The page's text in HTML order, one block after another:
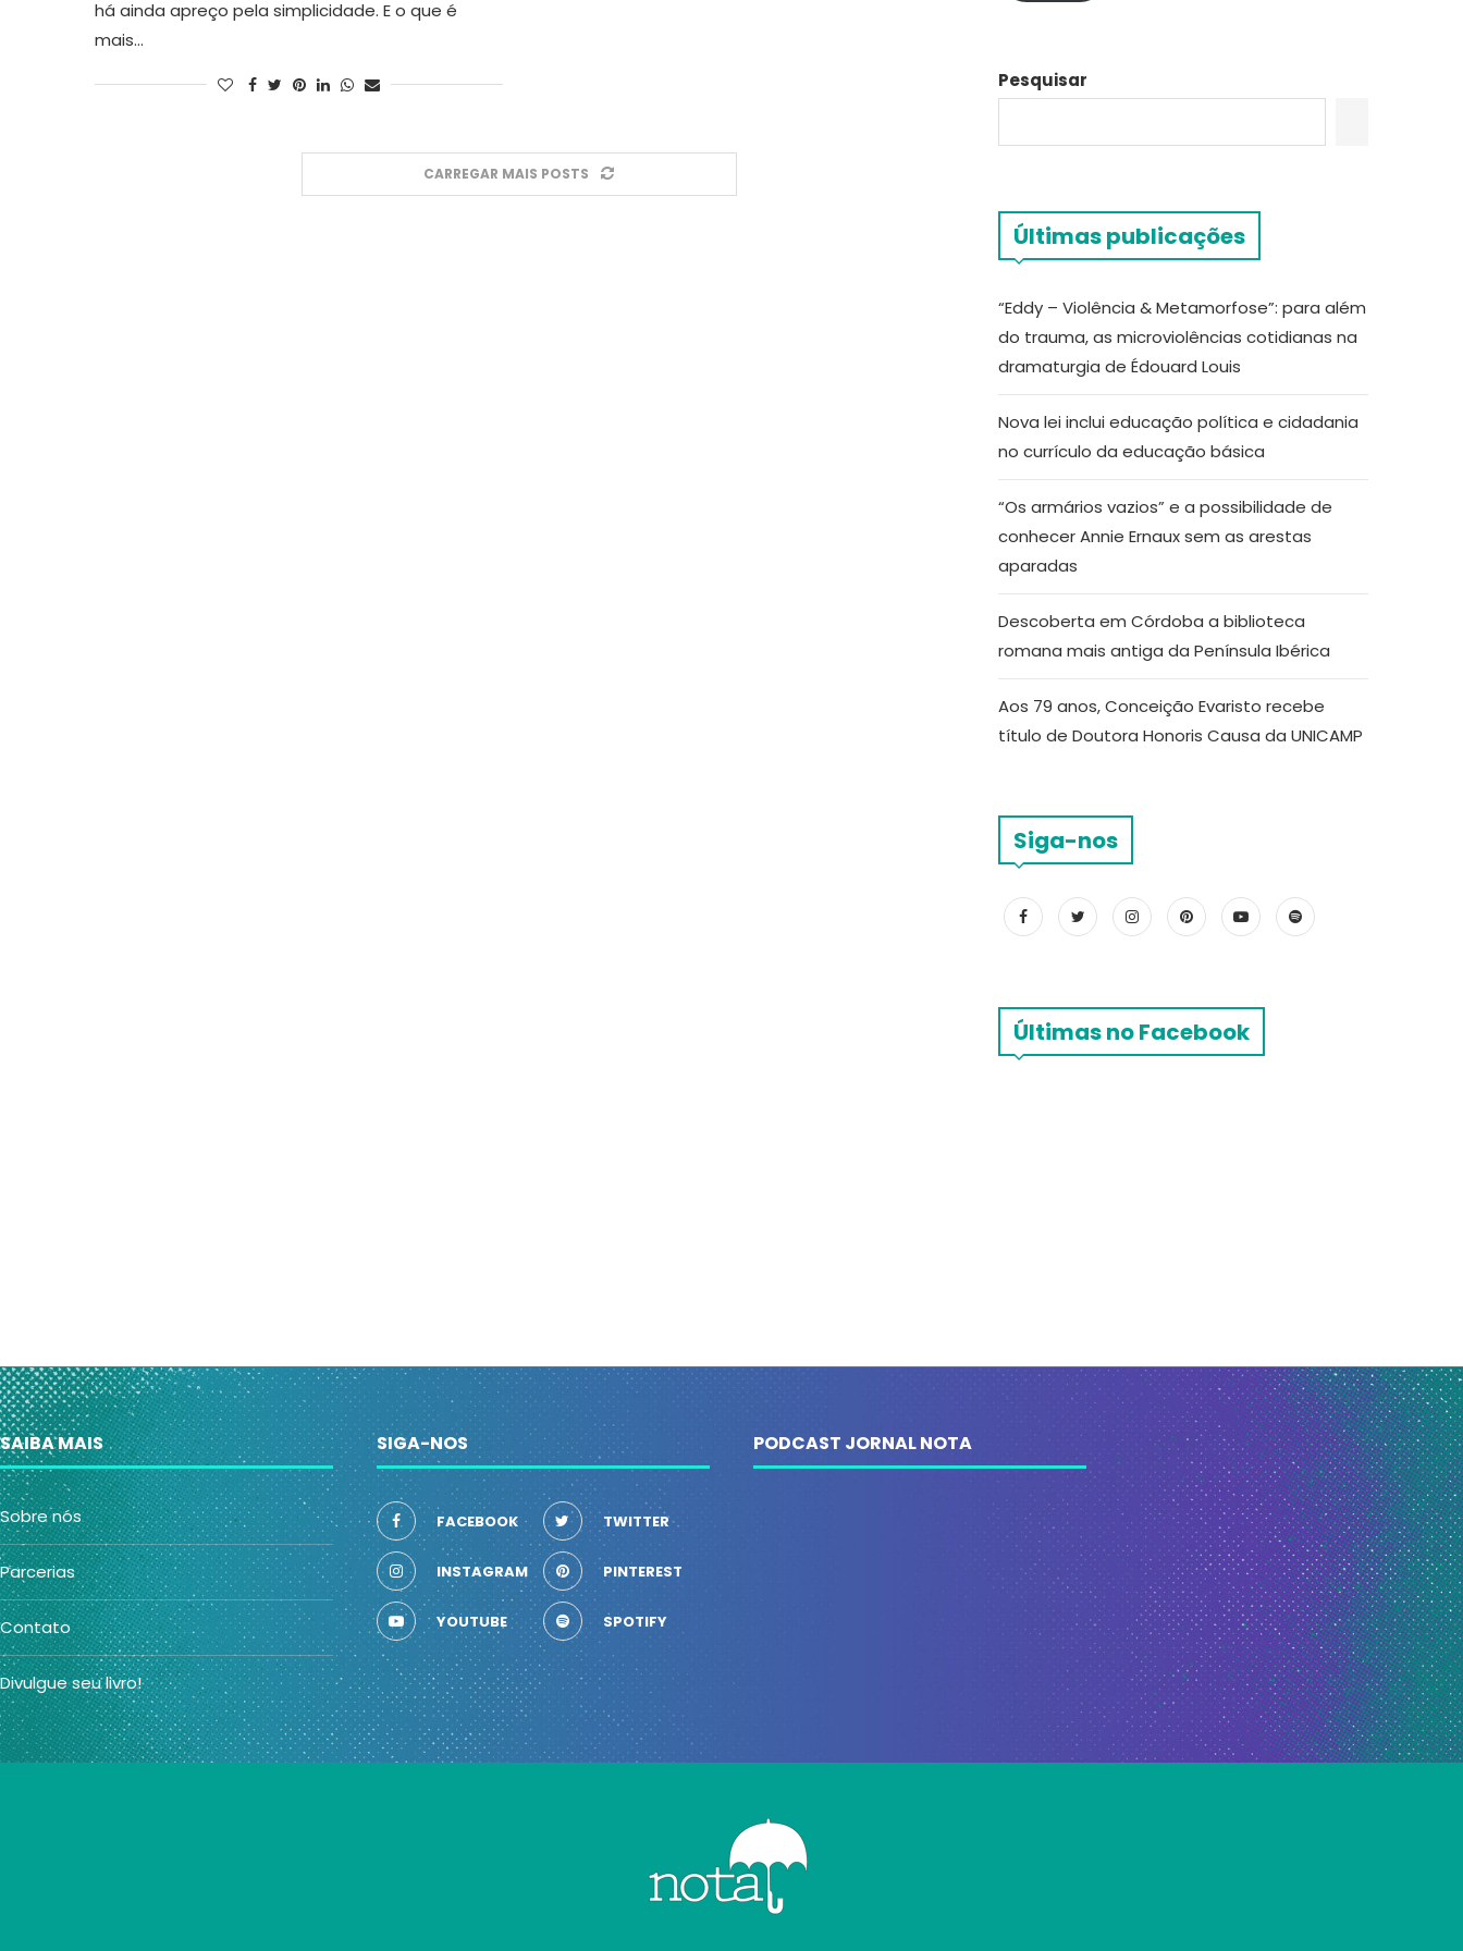
há ainda apreço pela simplicidade. E o que é
mais…
CARREGAR MAIS POSTS
Pesquisar
Últimas publicações
“Eddy – Violência & Metamorfose”: para além
do trauma, as microviolências cotidianas na
dramaturgia de Édouard Louis
Nova lei inclui educação política e cidadania
no currículo da educação básica
“Os armários vazios” e a possibilidade de
conhecer Annie Ernaux sem as arestas
aparadas
Descoberta em Córdoba a biblioteca
romana mais antiga da Península Ibérica
Aos 79 anos, Conceição Evaristo recebe
título de Doutora Honoris Causa da UNICAMP
Siga-nos
Últimas no Facebook
SAIBA MAIS
Sobre nós
Parcerias
Contato
Divulgue seu livro!
SIGA-NOS
FACEBOOK TWITTER
INSTAGRAM PINTEREST
YOUTUBE SPOTIFY
PODCAST JORNAL NOTA